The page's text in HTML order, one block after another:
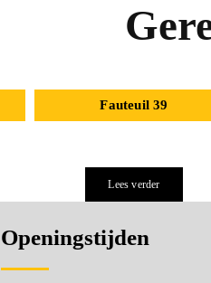
Fauteuil 39
Lees verder
Openingstijden